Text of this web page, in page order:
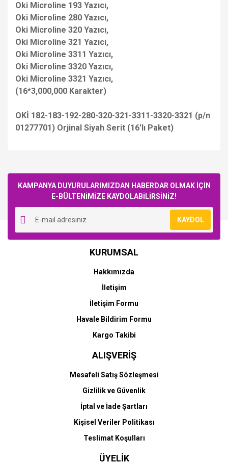
Oki Microline 193 Yazıcı,
Oki Microline 280 Yazıcı,
Oki Microline 320 Yazıcı,
Oki Microline 321 Yazıcı,
Oki Microline 3311 Yazıcı,
Oki Microline 3320 Yazıcı,
Oki Microline 3321 Yazıcı,
(16*3,000,000 Karakter)
OKİ 182-183-192-280-320-321-3311-3320-3321 (p/n
01277701) Orjinal Siyah Serit (16'lı Paket)
KAMPANYA DUYURULARIMIZDAN HABERDAR OLMAK İÇİN
E-BÜLTENİMİZE KAYDOLABİLİRSİNİZ!
KAYDOL
KURUMSAL
Hakkımızda
İletişim
İletişim Formu
Havale Bildirim Formu
Kargo Takibi
ALIŞVERİŞ
Mesafeli Satış Sözleşmesi
Gizlilik ve Güvenlik
İptal ve İade Şartları
Kişisel Veriler Politikası
Teslimat Koşulları
ÜYELİK